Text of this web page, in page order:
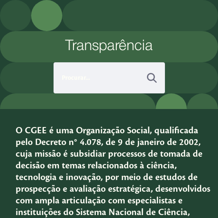
Pular para o Conteúdo principal
Transparência
O CGEE é uma Organização Social, qualificada
pelo Decreto n° 4.078, de 9 de janeiro de 2002,
cuja missão é subsidiar processos de tomada de
decisão em temas relacionados à ciência,
tecnologia e inovação, por meio de estudos de
prospecção e avaliação estratégica, desenvolvidos
com ampla articulação com especialistas e
instituições do Sistema Nacional de Ciência,